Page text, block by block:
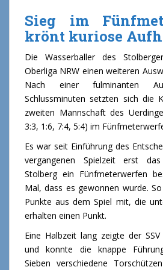
Sieg im
krönt kuriose
Die Wasserballer des
Oberliga NRW einen weiteren
Nach einer fulminanten
Schlussminuten setzten sich die
zweiten Mannschaft des
3:3, 1:6, 7:4, 5:4) im
Es war seit Einführung des
vergangenen Spielzeit erst
Stolberg ein Fünfmeterwerfen
Mal, dass es gewonnen wurde.
Punkte aus dem Spiel mit, die
erhalten einen Punkt.
Eine Halbzeit lang zeigte der
und konnte die knappe
Sieben verschiedene